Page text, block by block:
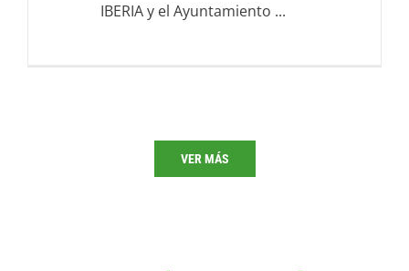
IBERIA y el Ayuntamiento ...
VER MÁS